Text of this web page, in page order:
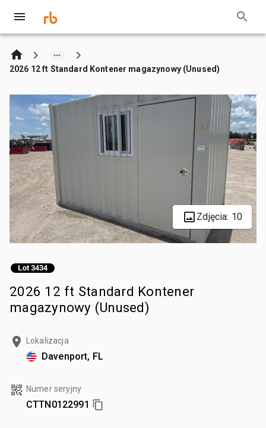
2026 12 ft Standard Kontener magazynowy (Unused)
Zdjęcia: 10
Lot 3434
2026 12 ft Standard Kontener
magazynowy (Unused)
Lokalizacja
Davenport, FL
Numer seryjny
CTTN0122991